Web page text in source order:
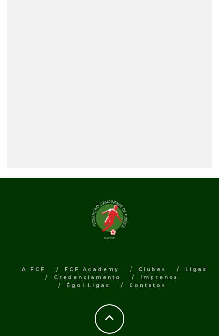
A FCF FCF Academy Clubes
Ligas
Credenciamento
Imprensa
Égol Ligas
Contatos